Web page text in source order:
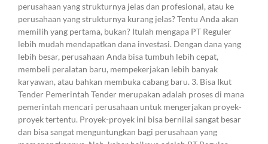
perusahaan yang strukturnya jelas dan profesional, atau ke
perusahaan yang strukturnya kurang jelas? Tentu Anda akan
memilih yang pertama, bukan? Itulah mengapa PT Reguler
lebih mudah mendapatkan dana investasi. Dengan dana yang
lebih besar, perusahaan Anda bisa tumbuh lebih cepat,
membeli peralatan baru, mempekerjakan lebih banyak
karyawan, atau bahkan membuka cabang baru. 3. Bisa Ikut
Tender Pemerintah Tender merupakan adalah proses di mana
pemerintah mencari perusahaan untuk mengerjakan proyek-
proyek tertentu. Proyek-proyek ini bisa bernilai sangat besar
dan bisa sangat menguntungkan bagi perusahaan yang